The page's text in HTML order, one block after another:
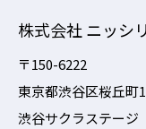
株式会社 ニッシリ
〒150-6222
東京都渋谷区桜丘町
渋谷サクラステージ